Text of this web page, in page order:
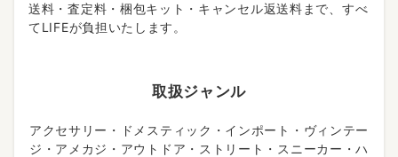
送料・査定料・梱包キット・キャンセル返送料まで、すべ
てLIFEが負担いたします。
取扱ジャンル
アクセサリー・ドメスティック・インポート・ヴィンテー
ジ・アメカジ・アウトドア・ストリート・スニーカー・ハ